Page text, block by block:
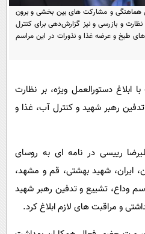
سرگرمی
فناوری
زیست
وحش
پیامک
هماهنگی و مشارکت های بین بخشی و برون
و بازرسی و نیز گزارش‌دهی برای کنترل
طبخ و عرضه غذا و نذورات در این مراسم
ابلاغ دستورالعمل ویژه، بر نظارت
رهبر شهید و کنترل آب، غذا و
رییسی در نامه ای به روسای
ایران، شهید بهشتی، قم و مشهد،
وداع، تشییع و تدفین رهبر شهید
و مراقبت های لازم ابلاغ کرد.